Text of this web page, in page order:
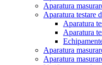
Aparatura
Aparatura testare
Aparatura
Aparatura
Aparatura
Aparatura